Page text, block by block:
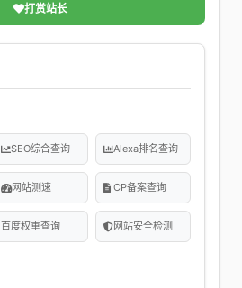
打赏站长
SEO综合查询 Alexa排名查询
网站测速 ICP备案查询
百度权重查询 网站安全检测